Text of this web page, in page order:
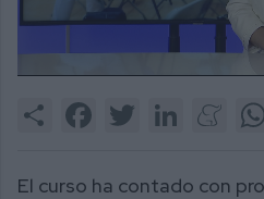
2
Share FacebookTwitter LinkedIn
El curso ha contado con